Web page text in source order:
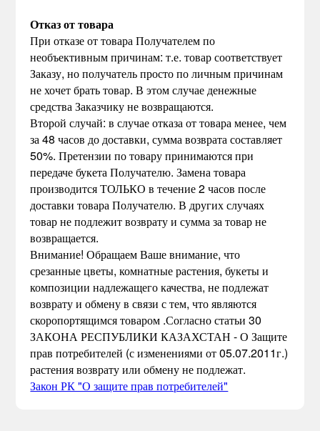
Отказ от товара
При отказе от товара Получателем по
необъективным причинам: т.е. товар соответствует
Заказу, но получатель просто по личным причинам
не хочет брать товар. В этом случае денежные
средства Заказчику не возвращаются.
Второй случай: в случае отказа от товара менее, чем
за 48 часов до доставки, сумма возврата составляет
50%. Претензии по товару принимаются при
передаче букета Получателю. Замена товара
производится ТОЛЬКО в течение 2 часов после
доставки товара Получателю. В других случаях
товар не подлежит возврату и сумма за товар не
возвращается.
Внимание! Обращаем Ваше внимание, что
срезанные цветы, комнатные растения, букеты и
композиции надлежащего качества, не подлежат
возврату и обмену в связи с тем, что являются
скоропортящимся товаром .Согласно статьи 30
ЗАКОНА РЕСПУБЛИКИ КАЗАХСТАН - О Защите
прав потребителей (с изменениями от 05.07.2011г.)
растения возврату или обмену не подлежат.
Закон РК "О защите прав потребителей"